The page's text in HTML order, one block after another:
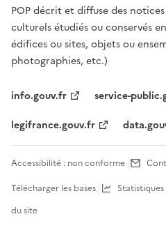
POP décrit et diffuse des
culturels étudiés ou conservés
édifices ou sites, objets ou
photographies, etc.)
info.gouv.fr
service-
legifrance.gouv.fr
Accessibilité : non conforme
Télécharger les bases
Statistiques
du site